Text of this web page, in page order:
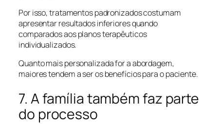
Por isso, tratamentos padronizados costumam
apresentar resultados inferiores quando
comparados aos planos terapêuticos
individualizados.
Quanto mais personalizada for a abordagem,
maiores tendem a ser os benefícios para o paciente.
7. A família também faz parte
do processo